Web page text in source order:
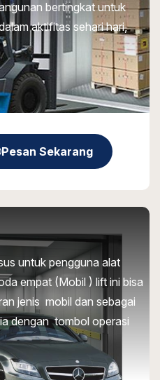
Pesan Sekarang
bertingkat untuk
aktifitas sehari hari,
untuk pengguna alat
empat (Mobil ) lift ini bisa
jenis mobil dan sebagai
dengan tombol operasi